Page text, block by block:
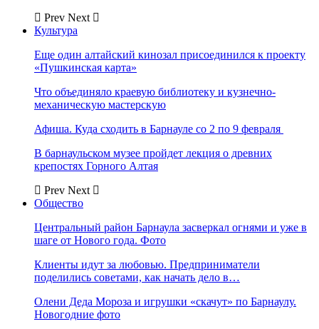
Prev Next
Культура
Еще один алтайский кинозал присоединился к проекту
«Пушкинская карта»
Что объединяло краевую библиотеку и кузнечно-
механическую мастерскую
Афиша. Куда сходить в Барнауле со 2 по 9 февраля
В барнаульском музее пройдет лекция о древних
крепостях Горного Алтая
Prev Next
Общество
Центральный район Барнаула засверкал огнями и уже в
шаге от Нового года. Фото
Клиенты идут за любовью. Предприниматели
поделились советами, как начать дело в…
Олени Деда Мороза и игрушки «скачут» по Барнаулу.
Новогодние фото